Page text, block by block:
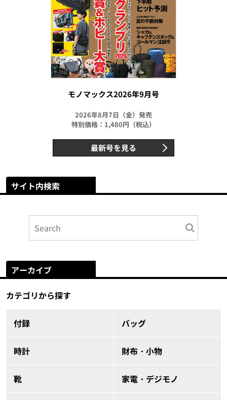
モノマックス2026年9月号
2026年8月7日（金）発売
特別価格：1,480円（税込）
最新号を見る
サイト内検索
アーカイブ
カテゴリから探す
付録 バッグ
時計 財布・小物
靴 家電・デジモノ